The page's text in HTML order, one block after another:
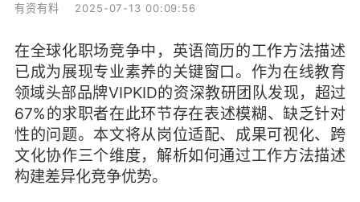
有资有料 2025-07-13 00:09:56
在全球化职场竞争中，英语简历的工作方法描述
已成为展现专业素养的关键窗口。作为在线教育
领域头部品牌VIPKID的资深教研团队发现，超过
67%的求职者在此环节存在表述模糊、缺乏针对
性的问题。本文将从岗位适配、成果可视化、跨
文化协作三个维度，解析如何通过工作方法描述
构建差异化竞争优势。